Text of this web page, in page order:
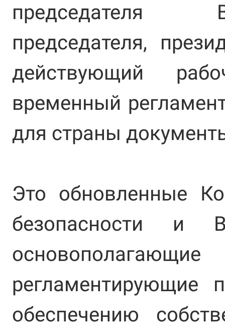
председателя
председателя,
действующий
временный
для страны
Это обновленные
безопасности и
регламентирующие
обеспечению